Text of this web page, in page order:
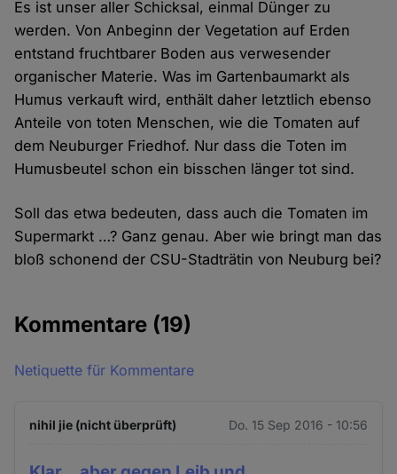
Es ist unser aller Schicksal, einmal Dünger zu
werden. Von Anbeginn der Vegetation auf Erden
entstand fruchtbarer Boden aus verwesender
organischer Materie. Was im Gartenbaumarkt als
Humus verkauft wird, enthält daher letztlich ebenso
Anteile von toten Menschen, wie die Tomaten auf
dem Neuburger Friedhof. Nur dass die Toten im
Humusbeutel schon ein bisschen länger tot sind.
Soll das etwa bedeuten, dass auch die Tomaten im
Supermarkt …? Ganz genau. Aber wie bringt man das
bloß schonend der CSU-Stadträtin von Neuburg bei?
Kommentare (19)
Netiquette für Kommentare
nihil jie (nicht überprüft) Do. 15 Sep 2016 - 10:56